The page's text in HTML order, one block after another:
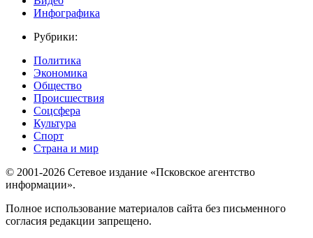
Инфографика
Рубрики:
Политика
Экономика
Общество
Происшествия
Соцсфера
Культура
Спорт
Страна и мир
© 2001-2026 Сетевое издание «Псковское агентство
информации».
Полное использование материалов сайта без письменного
согласия редакции запрещено.